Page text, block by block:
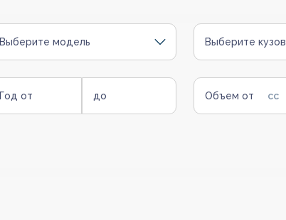
Выберите модель Выберите кузов
Год от до Объем от